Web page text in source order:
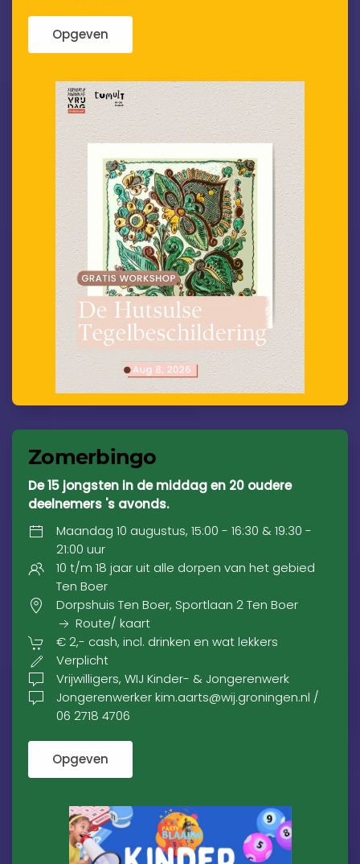
Opgeven
Zomerbingo
De 15 jongsten in de middag en 20 oudere
deelnemers 's avonds.
Maandag 10 augustus, 15:00 - 16:30 & 19:30 -
21:00 uur
10 t/m 18 jaar uit alle dorpen van het gebied
Ten Boer
Dorpshuis Ten Boer, Sportlaan 2 Ten Boer
Route/ kaart
€ 2,- cash, incl. drinken en wat lekkers
Verplicht
Vrijwilligers, WIJ Kinder- & Jongerenwerk
Jongerenwerker kim.aarts@wij.groningen.nl /
06 2718 4706
Opgeven